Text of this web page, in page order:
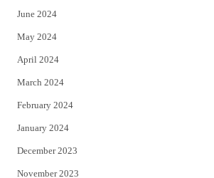
June 2024
May 2024
April 2024
March 2024
February 2024
January 2024
December 2023
November 2023